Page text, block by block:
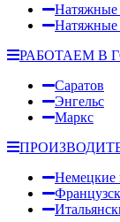
Натяжные
Натяжные
РАБОТАЕМ В
Саратов
Энгельс
Маркс
Немецкие